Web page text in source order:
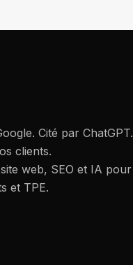
Cité par ChatGPT.
clients.
web, SEO et IA pour
et TPE.